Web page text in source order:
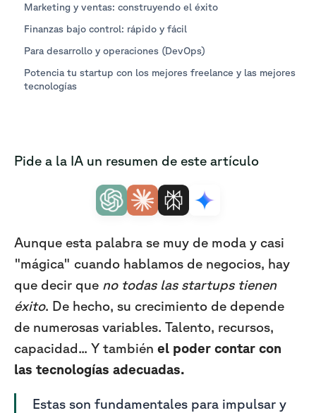
Marketing y ventas: construyendo el éxito
Finanzas bajo control: rápido y fácil
Para desarrollo y operaciones (DevOps)
Potencia tu startup con los mejores freelance y las mejores
tecnologías
Pide a la IA un resumen de este artículo
Aunque esta palabra se muy de moda y casi
"mágica" cuando hablamos de negocios, hay
que decir que no todas las startups tienen
éxito. De hecho, su crecimiento de depende
de numerosas variables. Talento, recursos,
capacidad... Y también el poder contar con
las tecnologías adecuadas.
Estas son fundamentales para impulsar y